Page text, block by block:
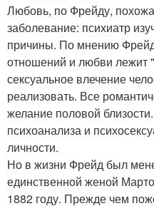
Любовь, по Фрейду,
заболевание: психиатр
причины. По мнению
отношений и любви лежит
сексуальное влечение
реализовать. Все
желание половой
психоанализа и
личности.
Но в жизни Фрейд был
единственной женой
1882 году. Прежде чем